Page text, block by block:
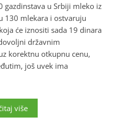
gazdinstava u Srbiji mleko iz
130 mlekara i ostvaruju
će iznositi sada 19 dinara
državnim
korektnu otkupnu cenu,
još uvek ima
više